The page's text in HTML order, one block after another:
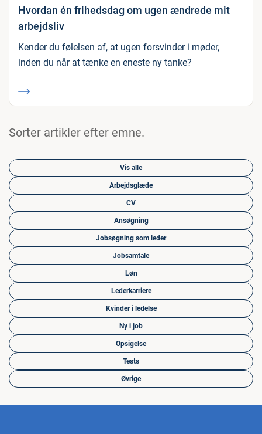
Hvordan én frihedsdag om ugen ændrede mit
arbejdsliv
Kender du følelsen af, at ugen forsvinder i møder,
inden du når at tænke en eneste ny tanke?
Sorter artikler efter emne.
Vis alle
Arbejdsglæde
CV
Ansøgning
Jobsøgning som leder
Jobsamtale
Løn
Lederkarriere
Kvinder i ledelse
Ny i job
Opsigelse
Tests
Øvrige